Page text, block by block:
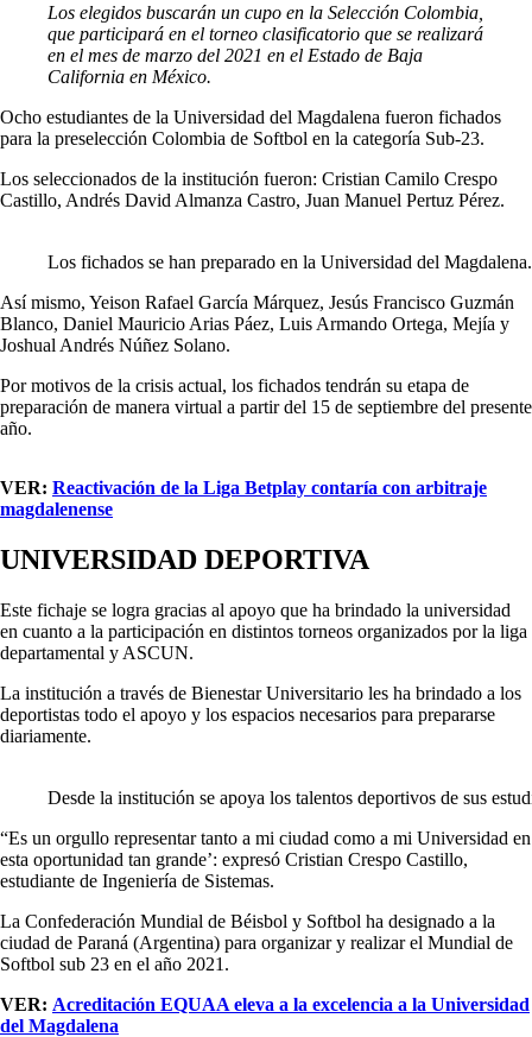
Los elegidos buscarán un cupo en la Selección Colombia,
que participará en el torneo clasificatorio que se realizará
en el mes de marzo del 2021 en el Estado de Baja
California en México.
Ocho estudiantes de la Universidad del Magdalena fueron fichados
para la preselección Colombia de Softbol en la categoría Sub-23.
Los seleccionados de la institución fueron: Cristian Camilo Crespo
Castillo, Andrés David Almanza Castro, Juan Manuel Pertuz Pérez.
Los fichados se han preparado en la Universidad del Magdalena.
Así mismo, Yeison Rafael García Márquez, Jesús Francisco Guzmán
Blanco, Daniel Mauricio Arias Páez, Luis Armando Ortega, Mejía y
Joshual Andrés Núñez Solano.
Por motivos de la crisis actual, los fichados tendrán su etapa de
preparación de manera virtual a partir del 15 de septiembre del presente
año.
VER: Reactivación de la Liga Betplay contaría con arbitraje
magdalenense
UNIVERSIDAD DEPORTIVA
Este fichaje se logra gracias al apoyo que ha brindado la universidad
en cuanto a la participación en distintos torneos organizados por la liga
departamental y ASCUN.
La institución a través de Bienestar Universitario les ha brindado a los
deportistas todo el apoyo y los espacios necesarios para prepararse
diariamente.
Desde la institución se apoya los talentos deportivos de sus
“Es un orgullo representar tanto a mi ciudad como a mi Universidad en
esta oportunidad tan grande’: expresó Cristian Crespo Castillo,
estudiante de Ingeniería de Sistemas.
La Confederación Mundial de Béisbol y Softbol ha designado a la
ciudad de Paraná (Argentina) para organizar y realizar el Mundial de
Softbol sub 23 en el año 2021.
VER: Acreditación EQUAA eleva a la excelencia a la Universidad
del Magdalena